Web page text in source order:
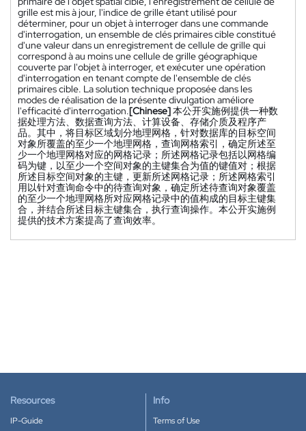
grille est mis à jour, l'indice de grille étant utilisé pour
déterminer, pour un objet à interroger dans une commande
d'interrogation, un ensemble de clés primaires cible constitué
d'une valeur dans un enregistrement de cellule de grille qui
correspond à au moins une cellule de grille géographique
couverte par l'objet à interroger, et exécuter une opération
d'interrogation en tenant compte de l'ensemble de clés
primaires cible. La solution technique proposée dans les
modes de réalisation de la présente divulgation améliore
l'efficacité d'interrogation.[Chinese]本公开实施例提供一种数
据处理方法、数据查询方法、计算设备、存储介质及程序产
品。其中，将目标区域划分地理网格，针对数据库的目标空间
对象所覆盖的至少一个地理网格，查询网格索引，确定所述至
少一个地理网格对应的网格记录；所述网格记录包括以网格编
码为键，以至少一个空间对象的主键集合为值的键值对；根据
所述目标空间对象的主键，更新所述网格记录；所述网格索引
用以针对查询命令中的待查询对象，确定所述待查询对象覆盖
的至少一个地理网格所对应网格记录中的值构成的目标主键集
合，并结合所述目标主键集合，执行查询操作。本公开实施例
提供的技术方案提高了查询效率。
Resources
IP-Guide
Info
Terms of Use